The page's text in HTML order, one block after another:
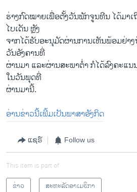
ຮ່າງກົດໝາຍເພື່ອຕັ້ງວັນພັກຈູນທີນ ໄດ້ມາ
ໄບເດັນ ຫຼັງ
ຈາກໄດ້ຮັບອະນຸມັດຜ່ານການເຫັນພ້ອມຢ່າ
ວັນອັງຄານທີ່
ຜ່ານມາ ແລະຜ່ານສະພາຕໍ່າ ກໍໄດ້ລົງຄະແນ
ໃນວັນພຸດທີ່
ຜ່ານມານີ້.
ອ່ານຂ່າວນີ້ເພີ້ມເປັນພາສາອັງກິດ
ແຊຣ໌ Follow us
This item is part of
ຂ່າວ
ສະຫະລັດອາເມຣິກາ